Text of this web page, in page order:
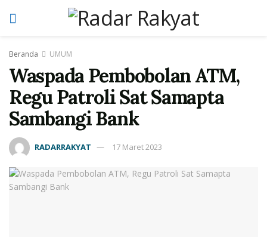
Beranda UMUM
Waspada Pembobolan ATM,
Regu Patroli Sat Samapta
Sambangi Bank
RADARRAKYAT 17 Maret 2023